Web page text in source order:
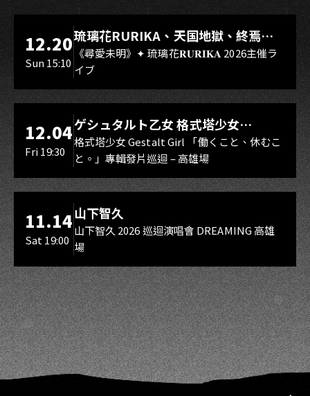
LIVE WAREHOUSE 小庫
12.20
Sun 15:10
琉璃花RURIKA、天国地獄、終焉
Rebirth、DUALIA、無我夢中、花奏
スマイル（O.A.）
《尋愛未明》✦ 琉璃花𝐑𝐔𝐑𝐈𝐊𝐀 2026主催ラ
イブ
LIVE WAREHOUSE 小庫
12.04
Fri 19:30
ゲシュタルト乙女 格式塔少女
Gestalt Girl
格式塔少女 Gestalt Girl 「働くこと、休むこ
と。」專輯發片巡迴 – 高雄場
11.14
Sat 19:00
山下智久
山下智久 2026 巡迴演唱會 DREAMING 高雄
場